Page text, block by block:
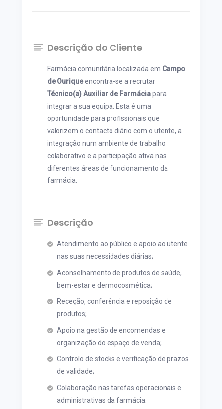
Descrição do Cliente
Farmácia comunitária localizada em Campo
de Ouriqueencontra-se a recrutar
Técnico(a) Auxiliar de Farmáciapara
integrar a sua equipa. Esta é uma
oportunidade para profissionais que
valorizem o contacto diário com o utente, a
integração num ambiente de trabalho
colaborativo e a participação ativa nas
diferentes áreas de funcionamento da
farmácia.
Descrição
Atendimento ao público e apoio ao utente
nas suas necessidades diárias;
Aconselhamento de produtos de saúde,
bem-estar e dermocosmética;
Receção, conferência e reposição de
produtos;
Apoio na gestão de encomendas e
organização do espaço de venda;
Controlo de stocks e verificação de prazos
de validade;
Colaboração nas tarefas operacionais e
administrativas da farmácia.